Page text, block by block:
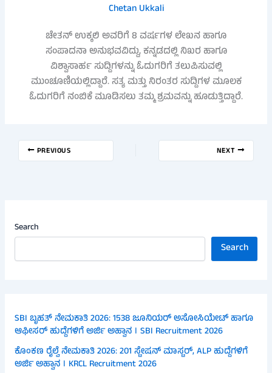
Chetan Ukkali
ಚೇತನ್ ಉಕ್ಕಲಿ ಅವರಿಗೆ 8 ವರ್ಷಗಳ ಲೇಖನ ಹಾಗೂ
ಸಂಪಾದನಾ ಅನುಭವವಿದ್ದು, ಕನ್ನಡದಲ್ಲಿ ನಿಖರ ಹಾಗೂ
ವಿಶ್ವಾಸಾರ್ಹ ಸುದ್ದಿಗಳನ್ನು ಓದುಗರಿಗೆ ತಲುಪಿಸುವಲ್ಲಿ
ಮುಂಚೂಣಿಯಲ್ಲಿದ್ದಾರೆ. ಸತ್ಯ ಮತ್ತು ನಿರಂತರ ಸುದ್ದಿಗಳ ಮೂಲಕ
ಓದುಗರಿಗೆ ನಂಬಿಕೆ ಮೂಡಿಸಲು ತಮ್ಮ ಶ್ರಮವನ್ನು ಹೂಡುತ್ತಿದ್ದಾರೆ.
PREVIOUS NEXT
Search
Search
SBI ಬೃಹತ್ ನೇಮಕಾತಿ 2026: 1538 ಜೂನಿಯರ್ ಅಸೋಸಿಯೇಟ್ ಹಾಗೂ
ಆಫೀಸರ್ ಹುದ್ದೆಗಳಿಗೆ ಅರ್ಜಿ ಅಹ್ವಾನ । SBI Recruitment 2026
ಕೊಂಕಣ ರೈಲ್ವೆ ನೇಮಕಾತಿ 2026: 201 ಸ್ಟೇಷನ್ ಮಾಸ್ಟರ್, ALP ಹುದ್ದೆಗಳಿಗೆ
ಅರ್ಜಿ ಅಹ್ವಾನ । KRCL Recruitment 2026